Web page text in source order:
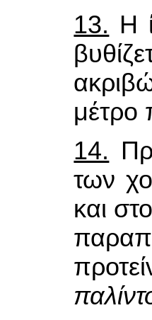
13. Η
μέτρο
14.
των
και